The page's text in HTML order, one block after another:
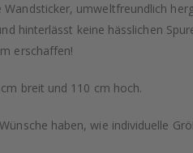
umweltfreundlich
hinterlässt keine hässlichen
erschaffen!
breit und 110 cm hoch.
haben, wie individuelle